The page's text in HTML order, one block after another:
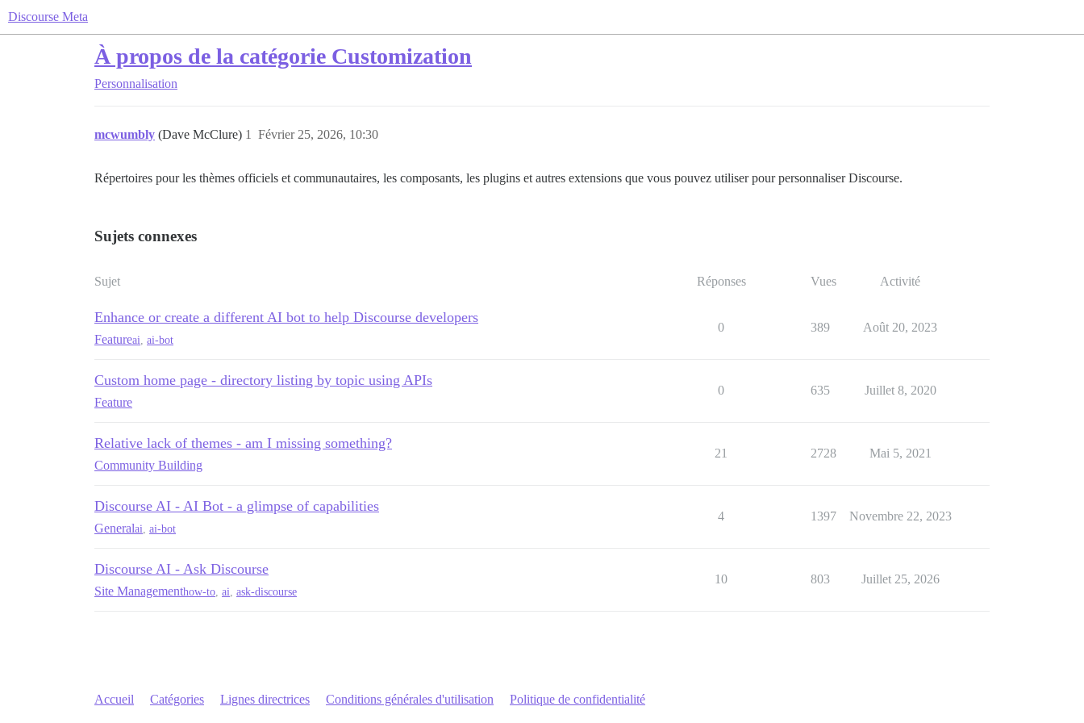
Discourse Meta
À propos de la catégorie Customization
Personnalisation
mcwumbly (Dave McClure) Février 25, 2026, 10:30
1
Répertoires pour les thèmes officiels et communautaires, les composants, les plugins et autres extensions que vous pouvez utiliser pour personnaliser Discourse.
Sujets connexes
Sujet Réponses Vues Activité
Enhance or create a different AI bot to help Discourse developers
Featureai ai-bot
0 389 Août 20, 2023
Custom home page - directory listing by topic using APIs
Feature
0 635 Juillet 8, 2020
Relative lack of themes - am I missing something?
Community Building
21 2728 Mai 5, 2021
Discourse AI - AI Bot - a glimpse of capabilities
Generalai ai-bot
4 1397 Novembre 22, 2023
Discourse AI - Ask Discourse
Site Managementhow-to ai ask-discourse
10 803 Juillet 25, 2026
Accueil Catégories Lignes directrices Conditions générales d'utilisation Politique de confidentialité